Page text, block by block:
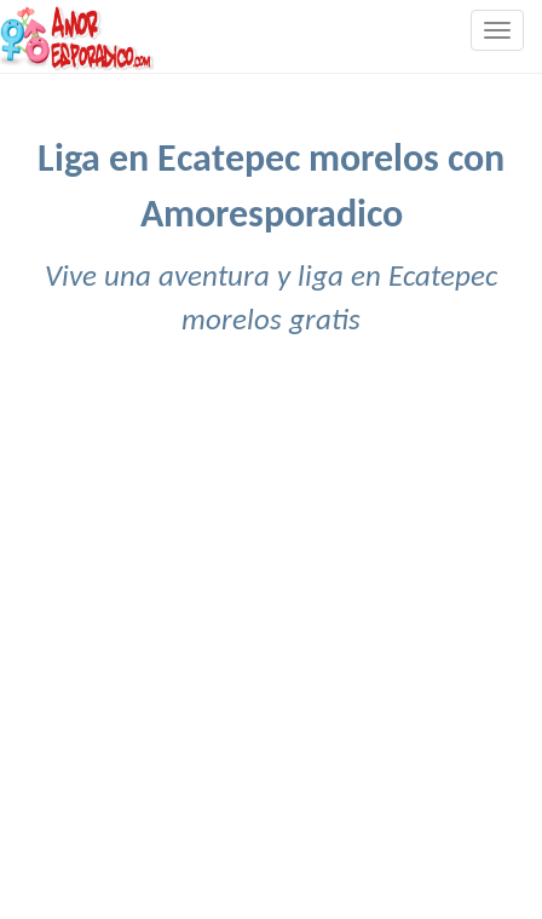
Liga en Ecatepec morelos con
Amoresporadico
Vive una aventura y liga en Ecatepec
morelos gratis